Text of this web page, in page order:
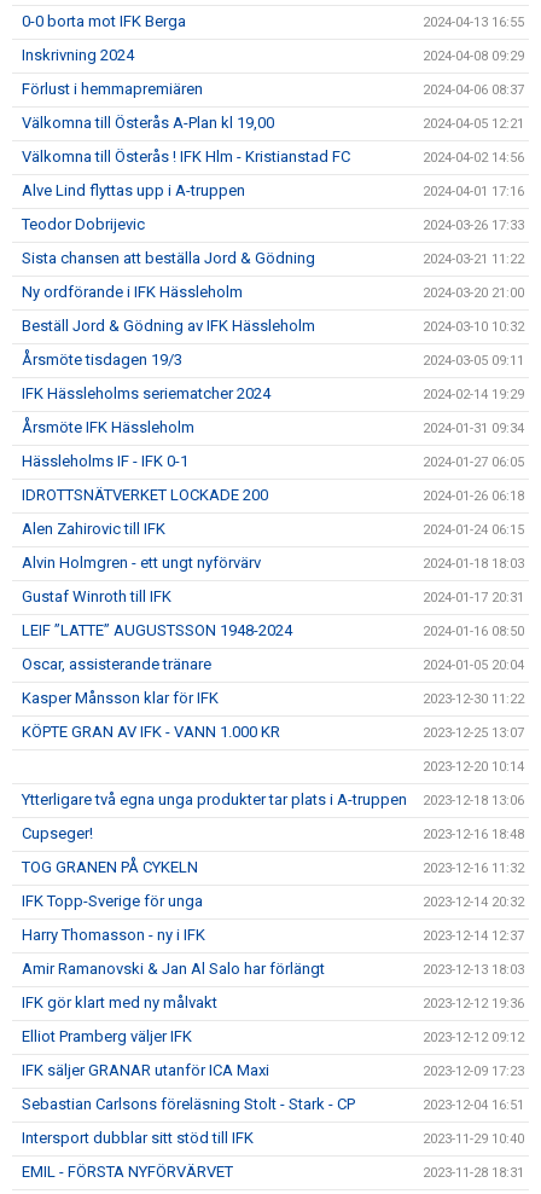
0-0 borta mot IFK Berga 2024-04-13 16:55
Inskrivning 2024 2024-04-08 09:29
Förlust i hemmapremiären 2024-04-06 08:37
Välkomna till Österås A-Plan kl 19,00 2024-04-05 12:21
Välkomna till Österås ! IFK Hlm - Kristianstad FC 2024-04-02 14:56
Alve Lind flyttas upp i A-truppen 2024-04-01 17:16
Teodor Dobrijevic 2024-03-26 17:33
Sista chansen att beställa Jord & Gödning 2024-03-21 11:22
Ny ordförande i IFK Hässleholm 2024-03-20 21:00
Beställ Jord & Gödning av IFK Hässleholm 2024-03-10 10:32
Årsmöte tisdagen 19/3 2024-03-05 09:11
IFK Hässleholms seriematcher 2024 2024-02-14 19:29
Årsmöte IFK Hässleholm 2024-01-31 09:34
Hässleholms IF - IFK 0-1 2024-01-27 06:05
IDROTTSNÄTVERKET LOCKADE 200 2024-01-26 06:18
Alen Zahirovic till IFK 2024-01-24 06:15
Alvin Holmgren - ett ungt nyförvärv 2024-01-18 18:03
Gustaf Winroth till IFK 2024-01-17 20:31
LEIF ”LATTE” AUGUSTSSON 1948-2024 2024-01-16 08:50
Oscar, assisterande tränare 2024-01-05 20:04
Kasper Månsson klar för IFK 2023-12-30 11:22
KÖPTE GRAN AV IFK - VANN 1.000 KR 2023-12-25 13:07
2023-12-20 10:14
Ytterligare två egna unga produkter tar plats i A-truppen 2023-12-18 13:06
Cupseger! 2023-12-16 18:48
TOG GRANEN PÅ CYKELN 2023-12-16 11:32
IFK Topp-Sverige för unga 2023-12-14 20:32
Harry Thomasson - ny i IFK 2023-12-14 12:37
Amir Ramanovski & Jan Al Salo har förlängt 2023-12-13 18:03
IFK gör klart med ny målvakt 2023-12-12 19:36
Elliot Pramberg väljer IFK 2023-12-12 09:12
IFK säljer GRANAR utanför ICA Maxi 2023-12-09 17:23
Sebastian Carlsons föreläsning Stolt - Stark - CP 2023-12-04 16:51
Intersport dubblar sitt stöd till IFK 2023-11-29 10:40
EMIL - FÖRSTA NYFÖRVÄRVET 2023-11-28 18:31